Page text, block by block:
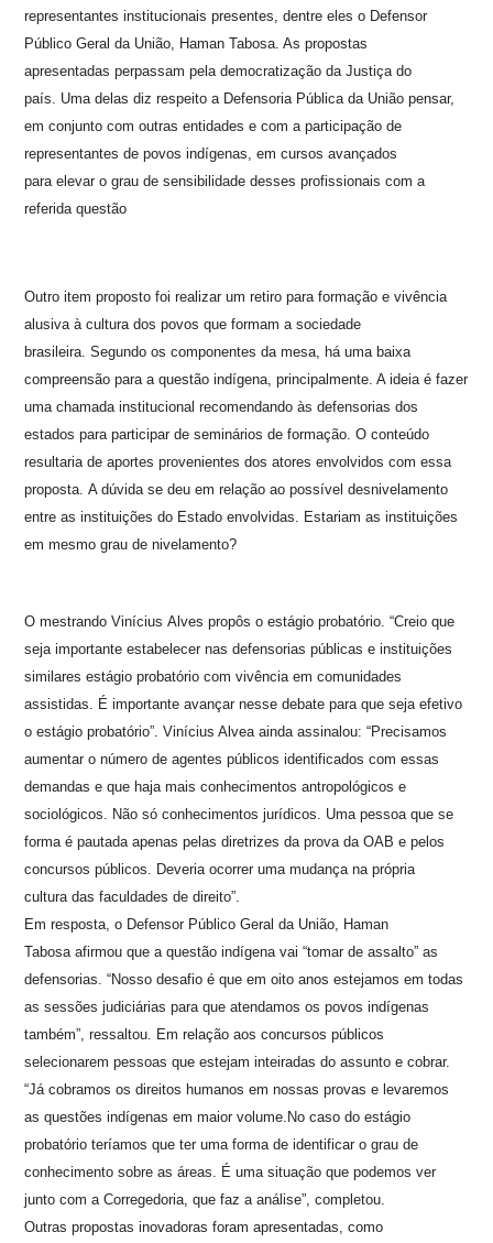
representantes institucionais presentes, dentre eles o Defensor
Público Geral da União, Haman Tabosa. As propostas
apresentadas perpassam pela democratização da Justiça do
país. Uma delas diz respeito a Defensoria Pública da União pensar,
em conjunto com outras entidades e com a participação de
representantes de povos indígenas, em cursos avançados
para elevar o grau de sensibilidade desses profissionais com a
referida questão
Outro item proposto foi realizar um retiro para formação e vivência
alusiva à cultura dos povos que formam a sociedade
brasileira. Segundo os componentes da mesa, há uma baixa
compreensão para a questão indígena, principalmente. A ideia é fazer
uma chamada institucional recomendando às defensorias dos
estados para participar de seminários de formação. O conteúdo
resultaria de aportes provenientes dos atores envolvidos com essa
proposta. A dúvida se deu em relação ao possível desnivelamento
entre as instituições do Estado envolvidas. Estariam as instituições
em mesmo grau de nivelamento?
O mestrando Vinícius Alves propôs o estágio probatório. “Creio que
seja importante estabelecer nas defensorias públicas e instituições
similares estágio probatório com vivência em comunidades
assistidas. É importante avançar nesse debate para que seja efetivo
o estágio probatório”. Vinícius Alvea ainda assinalou: “Precisamos
aumentar o número de agentes públicos identificados com essas
demandas e que haja mais conhecimentos antropológicos e
sociológicos. Não só conhecimentos jurídicos. Uma pessoa que se
forma é pautada apenas pelas diretrizes da prova da OAB e pelos
concursos públicos. Deveria ocorrer uma mudança na própria
cultura das faculdades de direito”.
Em resposta, o Defensor Público Geral da União, Haman
Tabosa afirmou que a questão indígena vai “tomar de assalto” as
defensorias. “Nosso desafio é que em oito anos estejamos em todas
as sessões judiciárias para que atendamos os povos indígenas
também”, ressaltou. Em relação aos concursos públicos
selecionarem pessoas que estejam inteiradas do assunto e cobrar.
“Já cobramos os direitos humanos em nossas provas e levaremos
as questões indígenas em maior volume.No caso do estágio
probatório teríamos que ter uma forma de identificar o grau de
conhecimento sobre as áreas. É uma situação que podemos ver
junto com a Corregedoria, que faz a análise”, completou.
Outras propostas inovadoras foram apresentadas, como